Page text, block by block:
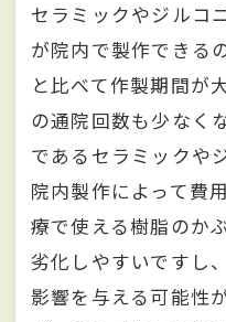
セラミックやジルコ
が院内で製作できる
と比べて作製期間が
の通院回数も少なく
であるセラミックや
院内製作によって費
療で使える樹脂のか
劣化しやすいですし
影響を与える可能性